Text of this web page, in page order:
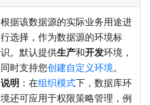
根据该数据源的实际业务用途进
行选择，作为数据源的环境标
识。默认提供生产和开发环境，
同时支持您创建自定义环境。
说明 ：在组织模式下，数据库环
境还可应用于权限策略管理，例